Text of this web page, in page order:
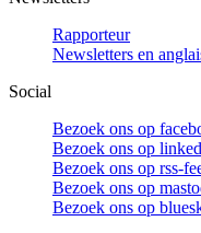
Rapporteur
Newsletters en
Social
Bezoek ons op
Bezoek ons op
Bezoek ons op rss-
Bezoek ons op
Bezoek ons op